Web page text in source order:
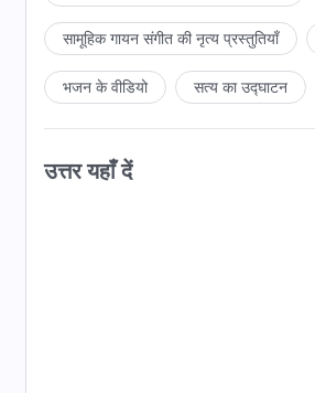
सामूहिक गायन संगीत की नृत्य प्रस्तुतियाँ
भजन के वीडियो सत्य का उद्घाटन
उत्तर यहाँ दें